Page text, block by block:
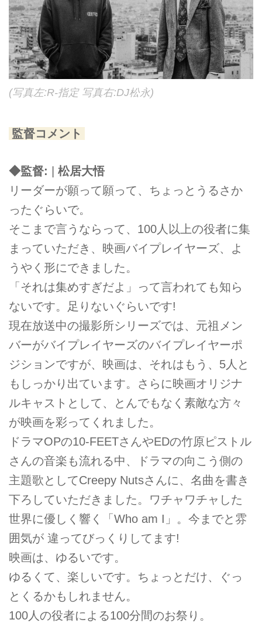
(写真左:R-指定 写真右:DJ松永)
監督コメント
◆監督:
松居大悟
リーダーが願って願って、ちょっとうるさか
ったぐらいで。
そこまで言うならって、100人以上の役者に集
まっていただき、映画バイプレイヤーズ、よ
うやく形にできました。
「それは集めすぎだよ」って言われても知ら
ないです。足りないぐらいです!
現在放送中の撮影所シリーズでは、元祖メン
バーがバイプレイヤーズのバイプレイヤーポ
ジションですが、映画は、それはもう、5人と
もしっかり出ています。さらに映画オリジナ
ルキャストとして、とんでもなく素敵な方々
が映画を彩ってくれました。
ドラマOPの10-FEETさんやEDの竹原ピストル
さんの音楽も流れる中、ドラマの向こう側の
主題歌としてCreepy Nutsさんに、名曲を書き
下ろしていただきました。ワチャワチャした
世界に優しく響く「Who am I」。今までと雰
囲気が 違ってびっくりしてます!
映画は、ゆるいです。
ゆるくて、楽しいです。ちょっとだけ、ぐっ
とくるかもしれません。
100人の役者による100分間のお祭り。